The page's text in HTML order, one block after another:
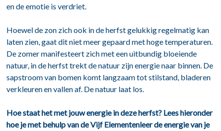
en de emotie is verdriet.
Hoewel de zon zich ook in de herfst gelukkig regelmatig kan
laten zien, gaat dit niet meer gepaard met hoge temperaturen.
De zomer manifesteert zich met een uitbundig bloeiende
natuur, in de herfst trekt de natuur zijn energie naar binnen. De
sapstroom van bomen komt langzaam tot stilstand, bladeren
verkleuren en vallen af. De natuur laat los.
Hoe staat het met jouw energie in deze herfst? Lees hieronder
hoe je met behulp van de Vijf Elementenleer de energie van je